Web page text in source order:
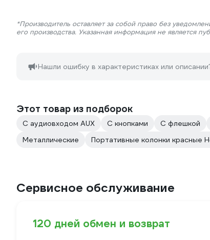
*Производитель оставляет за собой право без
его производства. Указанная информация не является
Нашли ошибку в характеристиках или
Этот товар из подборок
С аудиовходом AUX С кнопками С флешкой
Металлические
Портативные колонки красные
Сервисное обслуживание
120 дней обмен и возврат